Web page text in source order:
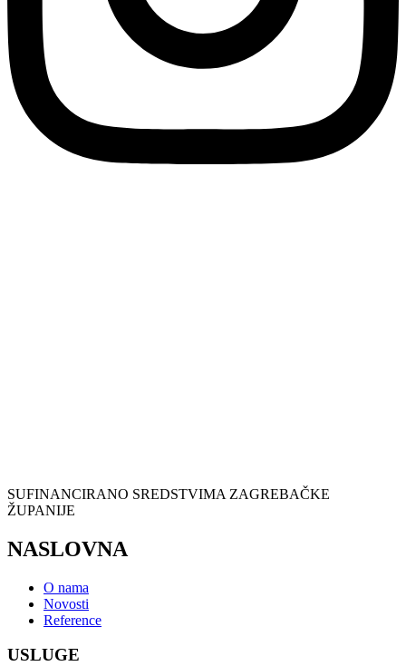
SUFINANCIRANO SREDSTVIMA ZAGREBAČKE
ŽUPANIJE
NASLOVNA
O nama
Novosti
Reference
USLUGE